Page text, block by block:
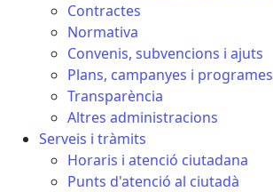
Contractes
Normativa
Convenis, subvencions i ajuts
Plans, campanyes i programes
Transparència
Altres administracions
Serveis i tràmits
Horaris i atenció ciutadana
Punts d'atenció al ciutadà